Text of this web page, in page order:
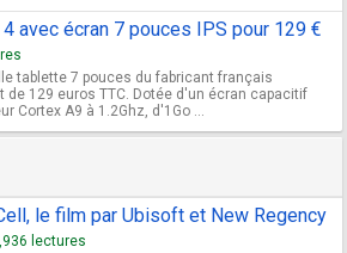
avec écran 7 pouces IPS pour 129 €
tablette 7 pouces du fabricant français
de 129 euros TTC. Dotée d'un écran capacitif
Cortex A9 à 1.2Ghz, d'1Go ...
le film par Ubisoft et New Regency
lectures